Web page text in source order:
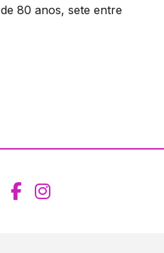
80 anos, sete entre
Aceder ao
Aceder ao